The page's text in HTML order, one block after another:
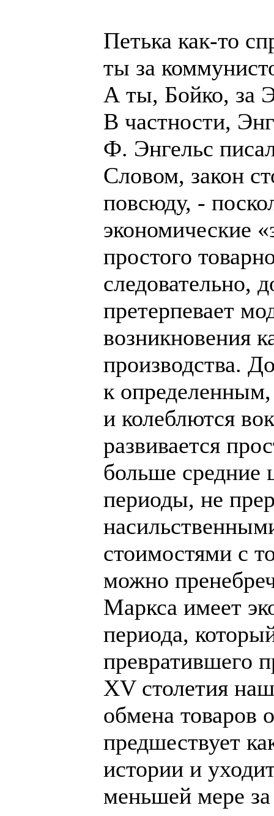
Петька как-то
ты за
А ты, Бойко, за
В частности,
Ф. Энгельс
Словом, закон
повсюду, -
экономические
простого
следовательно,
претерпевает
возникновения
производства.
к
и колеблются
развивается
больше средние
периоды, не
стоимостями с
можно
Маркса имеет
периода,
превратившего
XV столетия
обмена товаров
предшествует
истории и
меньшей мере